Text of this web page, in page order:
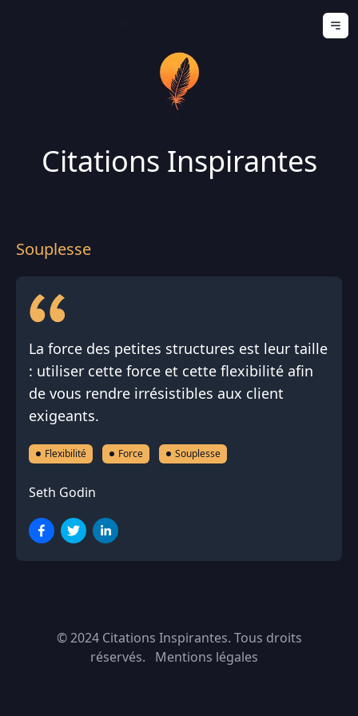
Citations Inspirantes
Souplesse
La force des petites structures est leur taille
: utiliser cette force et cette flexibilité afin
de vous rendre irrésistibles aux client
exigeants.
Flexibilité Force Souplesse
Seth Godin
© 2024 Citations Inspirantes. Tous droits
réservés.
Mentions légales